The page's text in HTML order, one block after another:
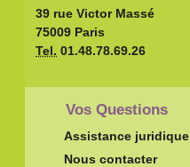
39 rue Victor Massé
75009 Paris
Tel. 01.48.78.69.26
Vos Questions
Assistance juridique
Nous contacter